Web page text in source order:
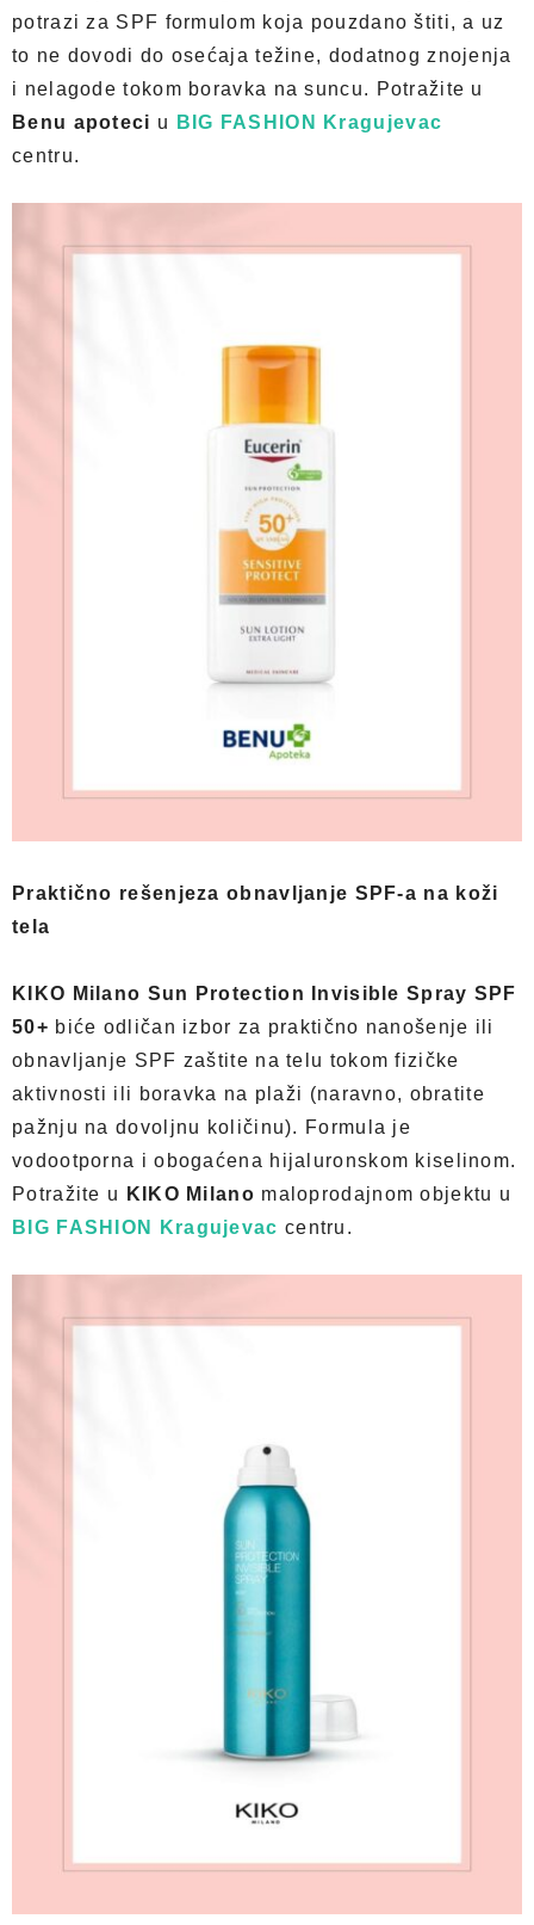
potrazi za SPF formulom koja pouzdano štiti, a uz
to ne dovodi do osećaja težine, dodatnog znojenja
i nelagode tokom boravka na suncu. Potražite u
Benu apoteci u
BIG FASHION Kragujevac
centru.
Praktično rešenjeza obnavljanje SPF-a na koži
tela
KIKO Milano Sun Protection Invisible Spray SPF
50+ biće odličan izbor za praktično nanošenje ili
obnavljanje SPF zaštite na telu tokom fizičke
aktivnosti ili boravka na plaži (naravno, obratite
pažnju na dovoljnu količinu). Formula je
vodootporna i obogaćena hijaluronskom kiselinom.
Potražite u
KIKO Milano maloprodajnom objektu u
BIG FASHION Kragujevac centru.